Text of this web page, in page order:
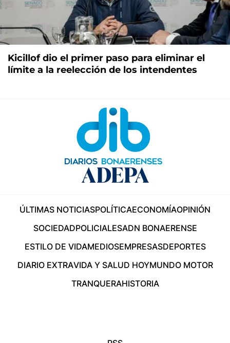
Kicillof dio el primer paso para eliminar el
límite a la reelección de los intendentes
ÚLTIMAS NOTICIASPOLÍTICAECONOMÍAOPINIÓN
SOCIEDADPOLICIALESADN BONAERENSE
ESTILO DE VIDAMEDIOSEMPRESASDEPORTES
DIARIO EXTRAVIDA Y SALUD HOYMUNDO MOTOR
TRANQUERAHISTORIA